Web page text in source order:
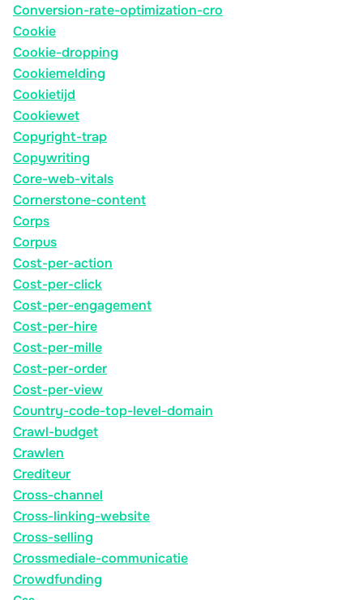
Conversion-rate-optimization-cro
Cookie
Cookie-dropping
Cookiemelding
Cookietijd
Cookiewet
Copyright-trap
Copywriting
Core-web-vitals
Cornerstone-content
Corps
Corpus
Cost-per-action
Cost-per-click
Cost-per-engagement
Cost-per-hire
Cost-per-mille
Cost-per-order
Cost-per-view
Country-code-top-level-domain
Crawl-budget
Crawlen
Crediteur
Cross-channel
Cross-linking-website
Cross-selling
Crossmediale-communicatie
Crowdfunding